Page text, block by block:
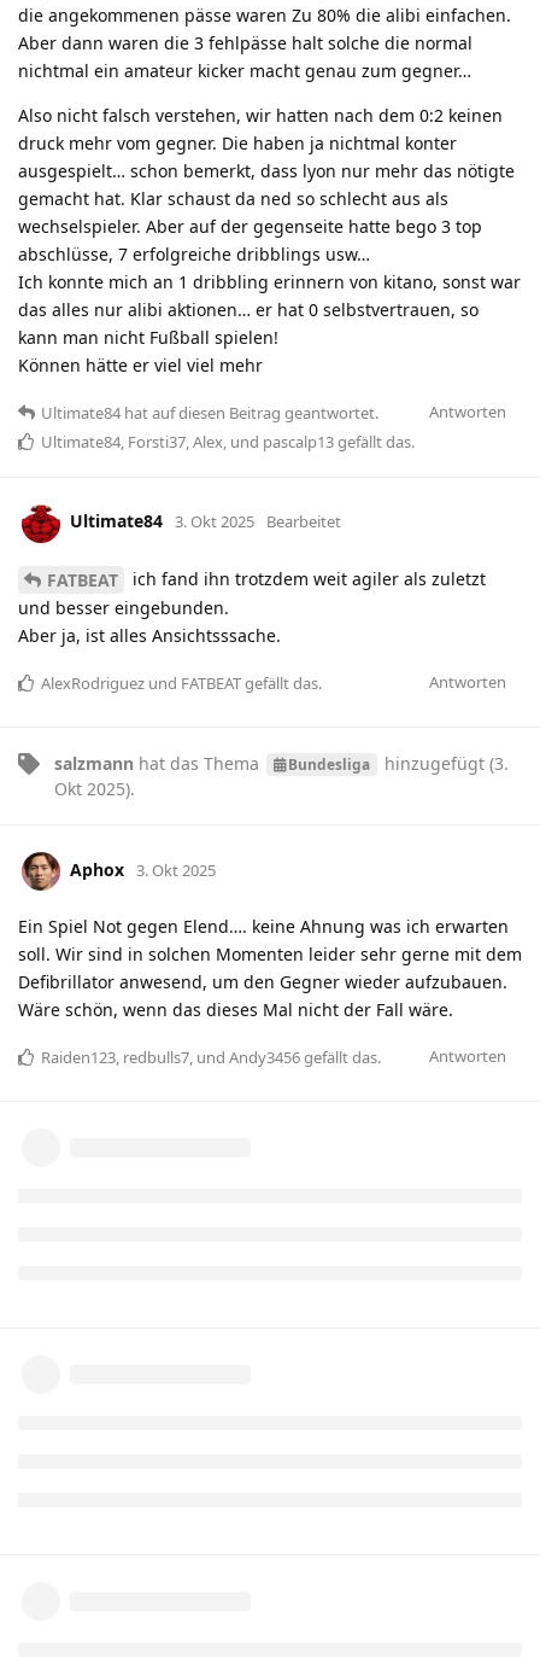
die angekommenen pässe waren Zu 80% die alibi einfachen.
Aber dann waren die 3 fehlpässe halt solche die normal
nichtmal ein amateur kicker macht genau zum gegner…
Also nicht falsch verstehen, wir hatten nach dem 0:2 keinen
druck mehr vom gegner. Die haben ja nichtmal konter
ausgespielt… schon bemerkt, dass lyon nur mehr das nötigte
gemacht hat. Klar schaust da ned so schlecht aus als
wechselspieler. Aber auf der gegenseite hatte bego 3 top
abschlüsse, 7 erfolgreiche dribblings usw…
Ich konnte mich an 1 dribbling erinnern von kitano, sonst war
das alles nur alibi aktionen… er hat 0 selbstvertrauen, so
kann man nicht Fußball spielen!
Können hätte er viel viel mehr
Antworten
Ultimate84 hatauf diesen Beitrag geantwortet.
Ultimate84 Forsti37 Alex , und pascalp13gefällt das.
Ultimate84 3. Okt 2025 Bearbeitet
FATBEAT
ich fand ihn trotzdem weit agiler als zuletzt
und besser eingebunden.
Aber ja, ist alles Ansichtsssache.
Antworten
AlexRodriguez und FATBEATgefällt das.
salzmann hat das Thema Bundesliga hinzugefügt (3.
Okt 2025).
Aphox 3. Okt 2025
Ein Spiel Not gegen Elend…. keine Ahnung was ich erwarten
soll. Wir sind in solchen Momenten leider sehr gerne mit dem
Defibrillator anwesend, um den Gegner wieder aufzubauen.
Wäre schön, wenn das dieses Mal nicht der Fall wäre.
Antworten
Raiden123, redbulls7, und Andy3456gefällt das.